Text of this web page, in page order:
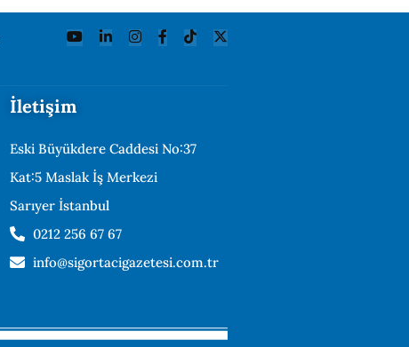
İletişim
Eski Büyükdere Caddesi No:37
Kat:5 Maslak İş Merkezi
Sarıyer İstanbul
0212 256 67 67
info@sigortacigazetesi.com.tr